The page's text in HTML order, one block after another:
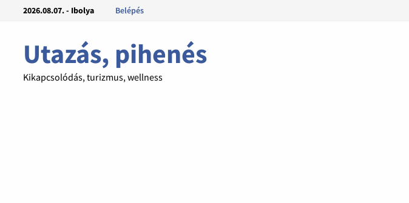
2026.08.07. - Ibolya Belépés
Utazás, pihenés
Kikapcsolódás, turizmus, wellness